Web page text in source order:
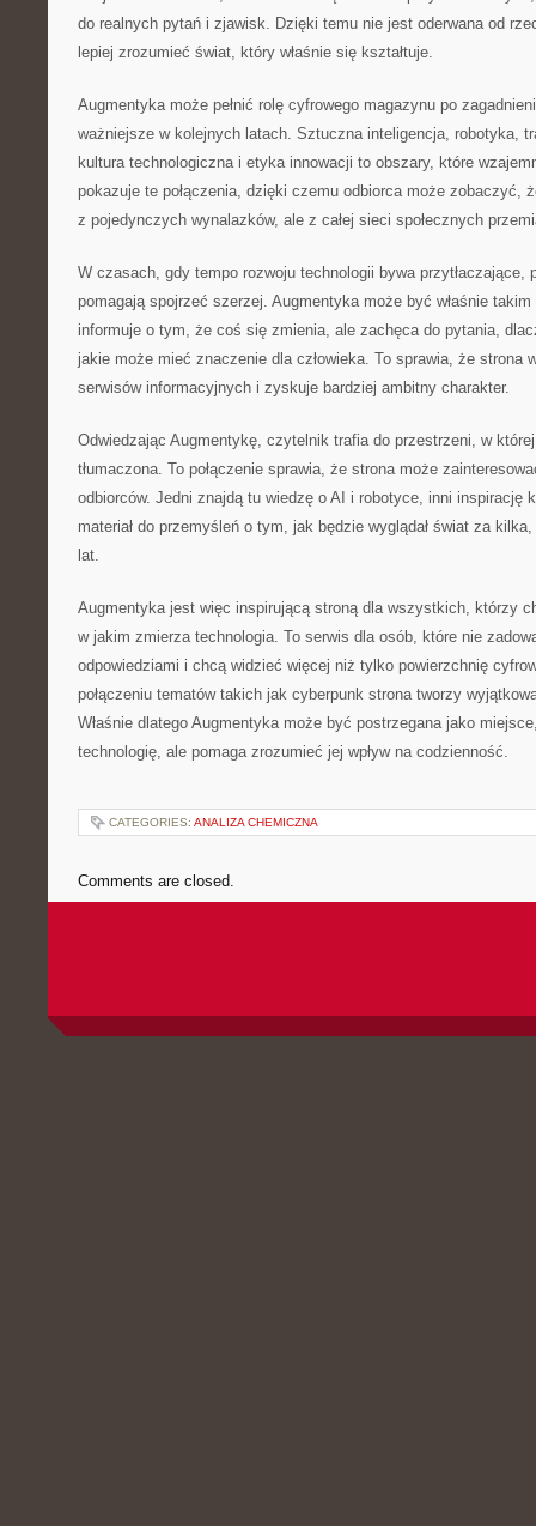
do realnych pytań i zjawisk. Dzięki temu nie jest oderwana od
lepiej zrozumieć świat, który właśnie się kształtuje.
Augmentyka może pełnić rolę cyfrowego magazynu po
ważniejsze w kolejnych latach. Sztuczna inteligencja, robotyka,
kultura technologiczna i etyka innowacji to obszary, które
pokazuje te połączenia, dzięki czemu odbiorca może zobaczyć,
z pojedynczych wynalazków, ale z całej sieci społecznych
W czasach, gdy tempo rozwoju technologii bywa przytłaczające,
pomagają spojrzeć szerzej. Augmentyka może być właśnie
informuje o tym, że coś się zmienia, ale zachęca do pytania,
jakie może mieć znaczenie dla człowieka. To sprawia, że strona
serwisów informacyjnych i zyskuje bardziej ambitny charakter.
Odwiedzając Augmentykę, czytelnik trafia do przestrzeni, w
tłumaczona. To połączenie sprawia, że strona może
odbiorców. Jedni znajdą tu wiedzę o AI i robotyce, inni inspirację
materiał do przemyśleń o tym, jak będzie wyglądał świat za
lat.
Augmentyka jest więc inspirującą stroną dla wszystkich, którzy
w jakim zmierza technologia. To serwis dla osób, które nie
odpowiedziami i chcą widzieć więcej niż tylko powierzchnię
połączeniu tematów takich jak cyberpunk strona tworzy
Właśnie dlatego Augmentyka może być postrzegana jako
technologię, ale pomaga zrozumieć jej wpływ na codzienność.
CATEGORIES: ANALIZA CHEMICZNA
Comments are closed.